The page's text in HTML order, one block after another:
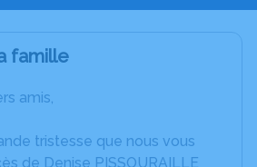
famille
amis,
tristesse que nous vous
de Denise PISSOURAILLE